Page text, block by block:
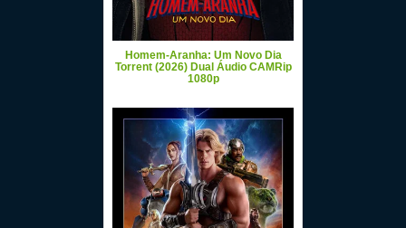
Homem-Aranha: Um Novo Dia
Torrent (2026) Dual Áudio CAMRip
1080p